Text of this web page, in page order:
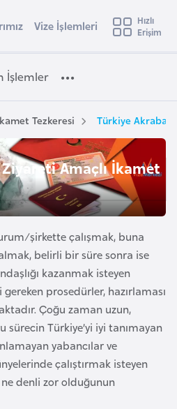
seçin
e
t
i
ş
i
Vize İşlemleri
Hızlı
Erişim
İşlemler
Tezkeresi Türkiye Akraba
Amaçlı İkamet
şirkette çalışmak, buna
belirli bir süre sonra ise
kazanmak isteyen
prosedürler, hazırlaması
Çoğu zaman uzun,
Türkiye’yi iyi tanımayan
yabancılar ve
çalıştırmak isteyen
ne denli zor olduğunun